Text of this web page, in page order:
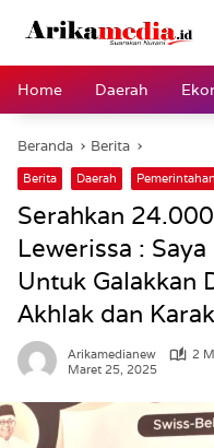
Home
Daerah
Beranda Berita
Berita Daerah Pemerintahan
Serahkan
Lewerissa :
Untuk Galakkan
Akhlak dan
Arikamedianew
2
Maret 25, 2025